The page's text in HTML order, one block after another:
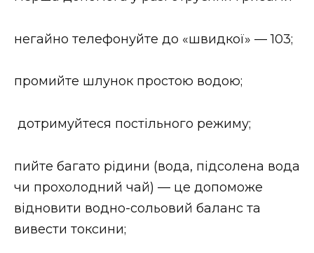
негайно телефонуйте до «швидкої» — 103;
промийте шлунок простою водою;
дотримуйтеся постільного режиму;
пийте багато рідини (вода, підсолена вода
чи прохолодний чай) — це допоможе
відновити водно-сольовий баланс та
вивести токсини;